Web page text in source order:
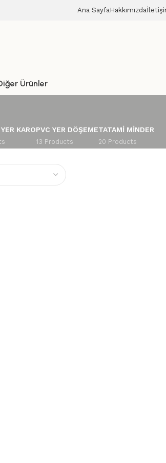
Ana SayfaHakkımızda
Ürünler
KAROPVC YER DÖŞEME
13 Products
TATAMI MINDER
20 Products